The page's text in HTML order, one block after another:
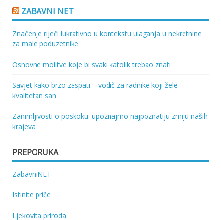
ZABAVNI NET
Značenje riječi lukrativno u kontekstu ulaganja u nekretnine
za male poduzetnike
Osnovne molitve koje bi svaki katolik trebao znati
Savjet kako brzo zaspati – vodič za radnike koji žele
kvalitetan san
Zanimljivosti o poskoku: upoznajmo najpoznatiju zmiju naših
krajeva
PREPORUKA
ZabavniNET
Istinite priče
Ljekovita priroda